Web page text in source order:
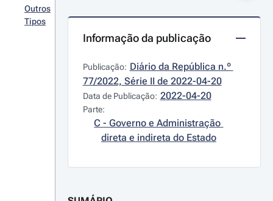
Outros
Tipos
Informação da publicação
Publicação: Diário da República n.º
77/2022, Série II de 2022-04-20
Data de Publicação: 2022-04-20
Parte:
C - Governo e Administração
direta e indireta do Estado